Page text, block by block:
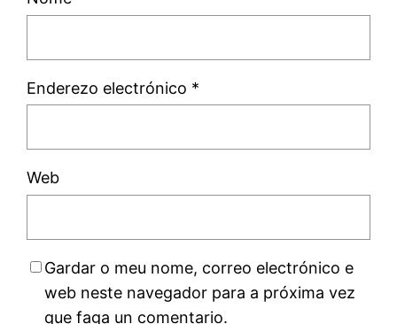
Enderezo electrónico *
Web
Gardar o meu nome, correo electrónico e
web neste navegador para a próxima vez
que faga un comentario.